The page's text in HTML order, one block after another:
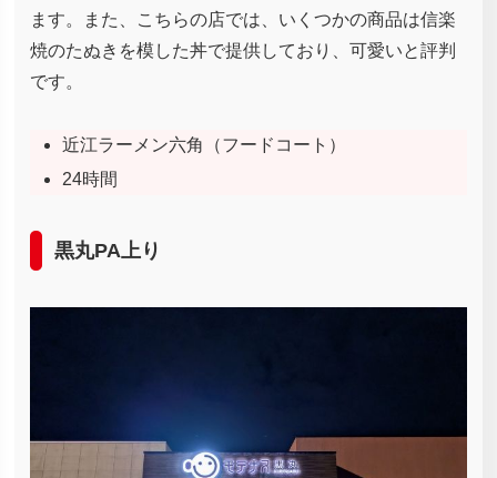
ます。また、こちらの店では、いくつかの商品は信楽
焼のたぬきを模した丼で提供しており、可愛いと評判
です。
近江ラーメン六角（フードコート）
24時間
黒丸PA上り